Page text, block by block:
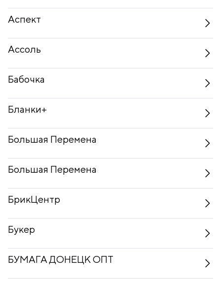
Аспект
Ассоль
Бабочка
Бланки+
Большая Перемена
Большая Перемена
БрикЦентр
Букер
БУМАГА ДОНЕЦК ОПТ